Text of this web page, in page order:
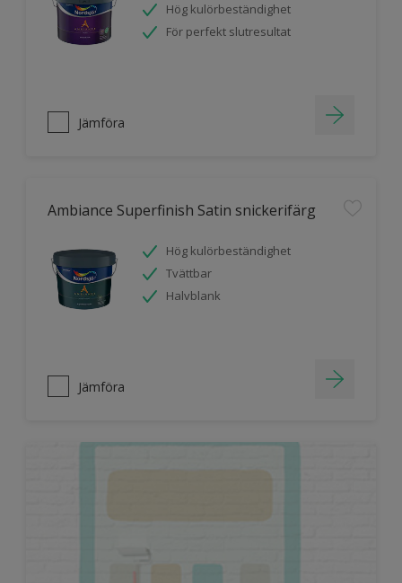
Hög kulörbeständighet
För perfekt slutresultat
Jämföra
Ambiance Superfinish Satin snickerifärg
Hög kulörbeständighet
Tvättbar
Halvblank
Jämföra